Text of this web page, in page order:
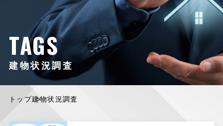
TAGS
建物状況調査
トップ建物状況調査